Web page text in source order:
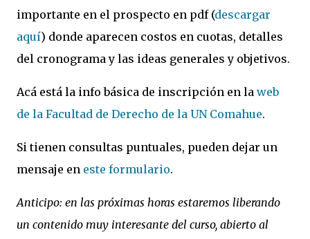
importante en el prospecto en pdf (descargar
aquí) donde aparecen costos en cuotas, detalles
del cronograma y las ideas generales y objetivos.
Acá está la info básica de inscripción en la web
de la Facultad de Derecho de la UN Comahue.
Si tienen consultas puntuales, pueden dejar un
mensaje en este formulario.
Anticipo: en las próximas horas estaremos liberando
un contenido muy interesante del curso, abierto al